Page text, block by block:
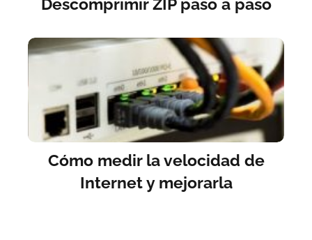
Descomprimir ZIP paso a paso
Cómo medir la velocidad de
Internet y mejorarla